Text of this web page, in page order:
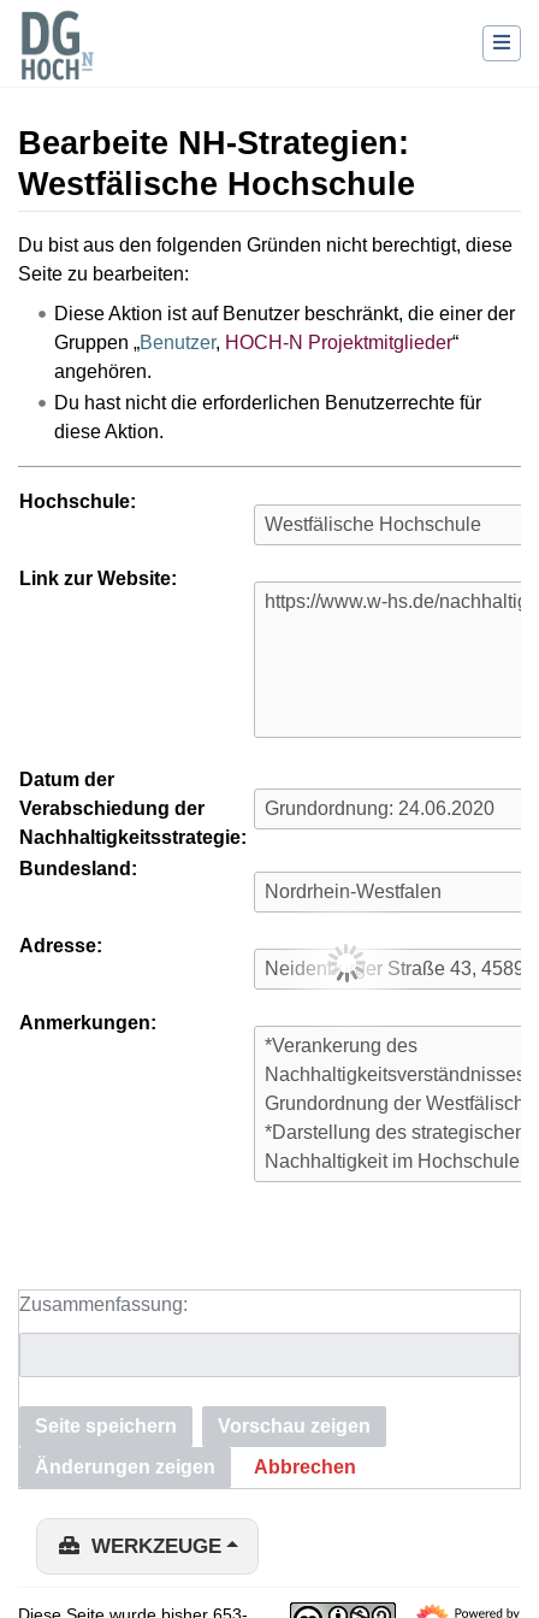
Bearbeite NH-Strategien:
Westfälische Hochschule
Wechseln zu:Navigation,Suche
Du bist aus den folgenden Gründen nicht berechtigt, diese
Seite zu bearbeiten:
Diese Aktion ist auf Benutzer beschränkt, die einer der
Gruppen „Benutzer, HOCH-N Projektmitglieder“
angehören.
Du hast nicht die erforderlichen Benutzerrechte für
diese Aktion.
Hochschule:
Link zur Website:
Datum der
Verabschiedung der
Nachhaltigkeitsstrategie:
Bundesland:
Adresse:
Anmerkungen:
Zusammenfassung:
Seite speichern
Vorschau zeigen
Änderungen zeigen
Abbrechen
WERKZEUGE
Diese Seite wurde bisher 653-